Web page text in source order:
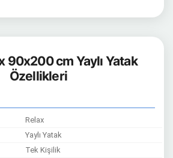
90x200 cm Yaylı Yatak
Özellikleri
Relax
Yaylı Yatak
Tek Kişilik